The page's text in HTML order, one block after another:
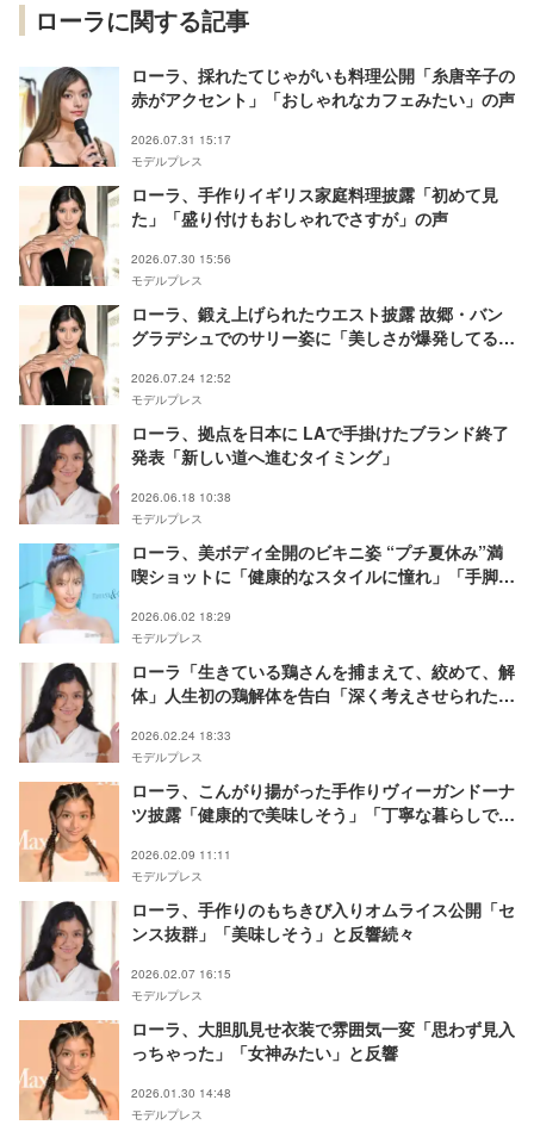
ローラに関する記事
ローラ、採れたてじゃがいも料理公開「糸唐辛子の
赤がアクセント」「おしゃれなカフェみたい」の声
2026.07.31 15:17
モデルプレス
ローラ、手作りイギリス家庭料理披露「初めて見
た」「盛り付けもおしゃれでさすが」の声
2026.07.30 15:56
モデルプレス
ローラ、鍛え上げられたウエスト披露 故郷・バン
グラデシュでのサリー姿に「美しさが爆発してる」
2026.07.24 12:52
モデルプレス
ローラ、拠点を日本に LAで手掛けたブランド終了
発表「新しい道へ進むタイミング」
2026.06.18 10:38
モデルプレス
ローラ、美ボディ全開のビキニ姿 “プチ夏休み”満
喫ショットに「健康的なスタイルに憧れ」「手脚が
2026.06.02 18:29
モデルプレス
ローラ「生きている鶏さんを捕まえて、絞めて、解
体」人生初の鶏解体を告白「深く考えさせられた」
2026.02.24 18:33
モデルプレス
ローラ、こんがり揚がった手作りヴィーガンドーナ
ツ披露「健康的で美味しそう」「丁寧な暮らしで憧
2026.02.09 11:11
モデルプレス
ローラ、手作りのもちきび入りオムライス公開「セ
ンス抜群」「美味しそう」と反響続々
2026.02.07 16:15
モデルプレス
ローラ、大胆肌見せ衣装で雰囲気一変「思わず見入
っちゃった」「女神みたい」と反響
2026.01.30 14:48
モデルプレス